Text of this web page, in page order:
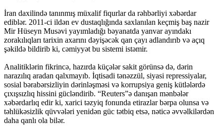
İran daxilində tanınmış müxalif fiqurlar da rəhbərliyi xəbərdar
ediblər. 2011-ci ildən ev dustaqlığında saxlanılan keçmiş baş nazir
Mir Hüseyn Musəvi yayımladığı bəyanatda yanvar ayındakı
zorakılıqları tarixin axarını dəyişəcək qan çayı adlandırıb və açıq
şəkildə bildirib ki, cəmiyyət bu sistemi istəmir.
Analitiklərin fikrincə, hazırda küçələr sakit görünsə də, dərin
narazılıq aradan qalxmayıb. İqtisadi tənəzzül, siyasi repressiyalar,
sosial bərabərsizliyin dərinləşməsi və korrupsiya geniş kütlələrdə
çıxışsızlıq hissini gücləndirib. “Reuters”ə danışan mənbələr
xəbərdarlıq edir ki, xarici təzyiq fonunda etirazlar bərpa olunsa və
təhlükəsizlik qüvvələri yenidən güc tətbiq etsə, nəticə əvvəlkilərdən
daha qanlı ola bilər.